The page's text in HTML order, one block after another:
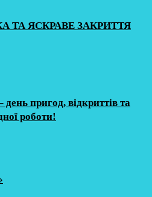
ТА ЯСКРАВЕ ЗАКРИТТЯ
пригод, відкриттів та
роботи!